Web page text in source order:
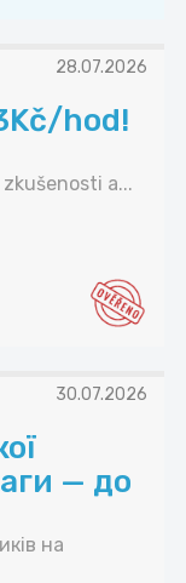
28.07.2026
hod!
a...
30.07.2026
— до
на